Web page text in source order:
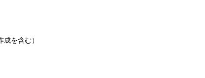
成を含む）